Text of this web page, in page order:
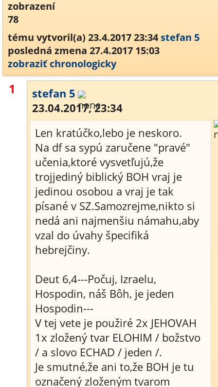
zobrazení
78
tému vytvoril(a) 23.4.2017 23:34stefan 5
posledná zmena 27.4.2017 15:03
zobraziť chronologicky
1
stefan 5
23.04.2017, 23:34
Len kratúčko,lebo je neskoro.
Na df sa sypú zaručene "pravé"
učenia,ktoré vysvetľujú,že
trojjediný biblický BOH vraj je
jedinou osobou a vraj je tak
písané v SZ.Samozrejme,nikto si
nedá ani najmenšiu námahu,aby
vzal do úvahy špecifiká
hebrejčiny.
Deut 6,4---Počuj, Izraelu,
Hospodin, náš Bôh, je jeden
Hospodin---
V tej vete je použiré 2x JEHOVAH
1x zložený tvar ELOHIM / božstvo
/ a slovo ECHAD / jeden /.
Je smutné,že ani to,že BOH je tu
označený zloženým tvarom